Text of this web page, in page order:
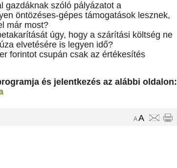
gazdáknak szóló pályázatot a
öntözéses-gépes támogatások lesznek,
már most?
úgy, hogy a szárítási költség ne
elvetésére is legyen idő?
forintot csupán csak az értékesítés
és jelentkezés az alábbi oldalon:
A A